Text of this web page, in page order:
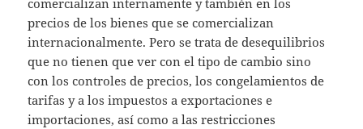
comercializan internamente y también en los
precios de los bienes que se comercializan
internacionalmente. Pero se trata de desequilibrios
que no tienen que ver con el tipo de cambio sino
con los controles de precios, los congelamientos de
tarifas y a los impuestos a exportaciones e
importaciones, así como a las restricciones